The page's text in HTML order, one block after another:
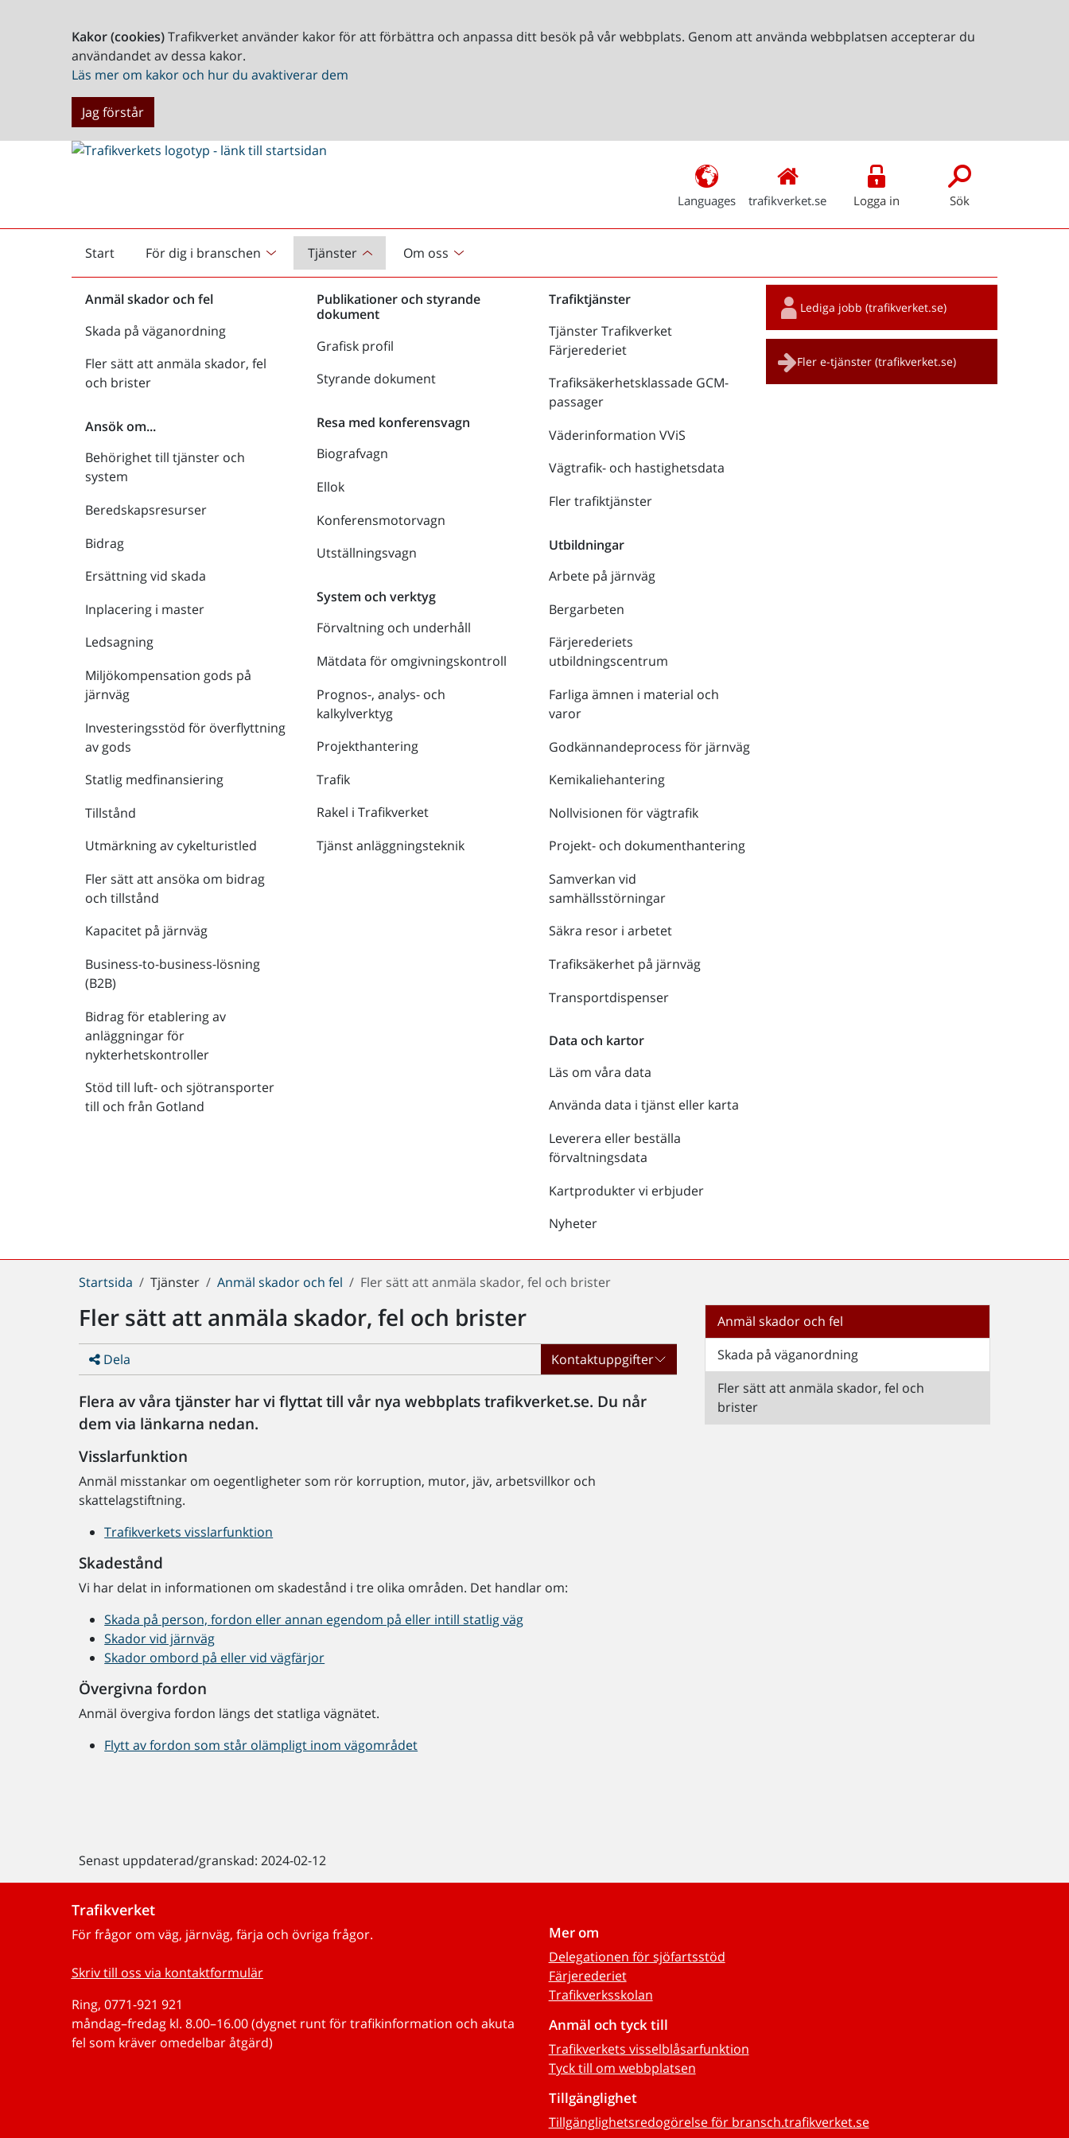
Kakor (cookies)Trafikverket använder kakor för att förbättra och anpassa ditt besök på vår webbplats. Genom att använda webbplatsen accepterar du
användandet av dessa kakor.
Läs mer om kakor och hur du avaktiverar dem
Jag förstår
Languages trafikverket.se Logga in Sök
Start
Startsida För dig i branschen Tjänster Om oss
Anmäl skador och fel
Skada på väganordning
Fler sätt att anmäla skador, fel
och brister
Ansök om...
Behörighet till tjänster och
system
Beredskapsresurser
Bidrag
Ersättning vid skada
Inplacering i master
Ledsagning
Miljökompensation gods på
järnväg
Investeringsstöd för överflyttning
av gods
Statlig medfinansiering
Tillstånd
Utmärkning av cykelturistled
Fler sätt att ansöka om bidrag
och tillstånd
Kapacitet på järnväg
Business-to-business-lösning
(B2B)
Bidrag för etablering av
anläggningar för
nykterhetskontroller
Stöd till luft- och sjötransporter
till och från Gotland
Publikationer och styrande
dokument
Grafisk profil
Styrande dokument
Resa med konferensvagn
Biografvagn
Ellok
Konferensmotorvagn
Utställningsvagn
System och verktyg
Förvaltning och underhåll
Mätdata för omgivningskontroll
Prognos-, analys- och
kalkylverktyg
Projekthantering
Trafik
Rakel i Trafikverket
Tjänst anläggningsteknik
Trafiktjänster
Tjänster Trafikverket
Färjerederiet
Trafiksäkerhetsklassade GCM-
passager
Väderinformation VViS
Vägtrafik- och hastighetsdata
Fler trafiktjänster
Utbildningar
Arbete på järnväg
Bergarbeten
Färjerederiets
utbildningscentrum
Farliga ämnen i material och
varor
Godkännandeprocess för järnväg
Kemikaliehantering
Nollvisionen för vägtrafik
Projekt- och dokumenthantering
Samverkan vid
samhällsstörningar
Säkra resor i arbetet
Trafiksäkerhet på järnväg
Transportdispenser
Data och kartor
Läs om våra data
Använda data i tjänst eller karta
Leverera eller beställa
förvaltningsdata
Kartprodukter vi erbjuder
Nyheter
Snabblänkar
Lediga jobb (trafikverket.se)
Fler e-tjänster (trafikverket.se)
Du
här:
Startsida Tjänster Anmäl skador och fel Fler sätt att anmäla skador, fel och brister
Fler sätt att anmäla skador, fel och brister
Dela Kontaktuppgifter
Flera av våra tjänster har vi flyttat till vår nya webbplats trafikverket.se. Du når
dem via länkarna nedan.
Visslarfunktion
Anmäl misstankar om oegentligheter som rör korruption, mutor, jäv, arbetsvillkor och
skattelagstiftning.
Trafikverkets visslarfunktion
Skadestånd
Vi har delat in informationen om skadestånd i tre olika områden. Det handlar om:
Skada på person, fordon eller annan egendom på eller intill statlig väg
Skador vid järnväg
Skador ombord på eller vid vägfärjor
Övergivna fordon
Anmäl övergiva fordon längs det statliga vägnätet.
Flytt av fordon som står olämpligt inom vägområdet
Senast uppdaterad/granskad: 2024-02-12
Anmäl skador och fel
Skada på väganordning
Fler sätt att anmäla skador, fel och
brister
Trafikverket
För frågor om väg, järnväg, färja och övriga frågor.
Skriv till oss via kontaktformulär
Ring, 0771-921 921
måndag–fredag kl. 8.00–16.00 (dygnet runt för trafikinformation och akuta
fel som kräver omedelbar åtgärd)
Mer om
Delegationen för sjöfartsstöd
Färjerederiet
Trafikverksskolan
Anmäl och tyck till
Trafikverkets visselblåsarfunktion
Tyck till om webbplatsen
Tillgänglighet
Tillgänglighetsredogörelse för bransch.trafikverket.se